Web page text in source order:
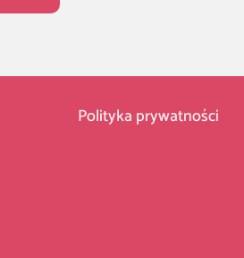
Polityka prywatności